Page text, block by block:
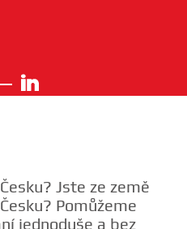
Jste ze země
Pomůžeme
jednoduše a bez